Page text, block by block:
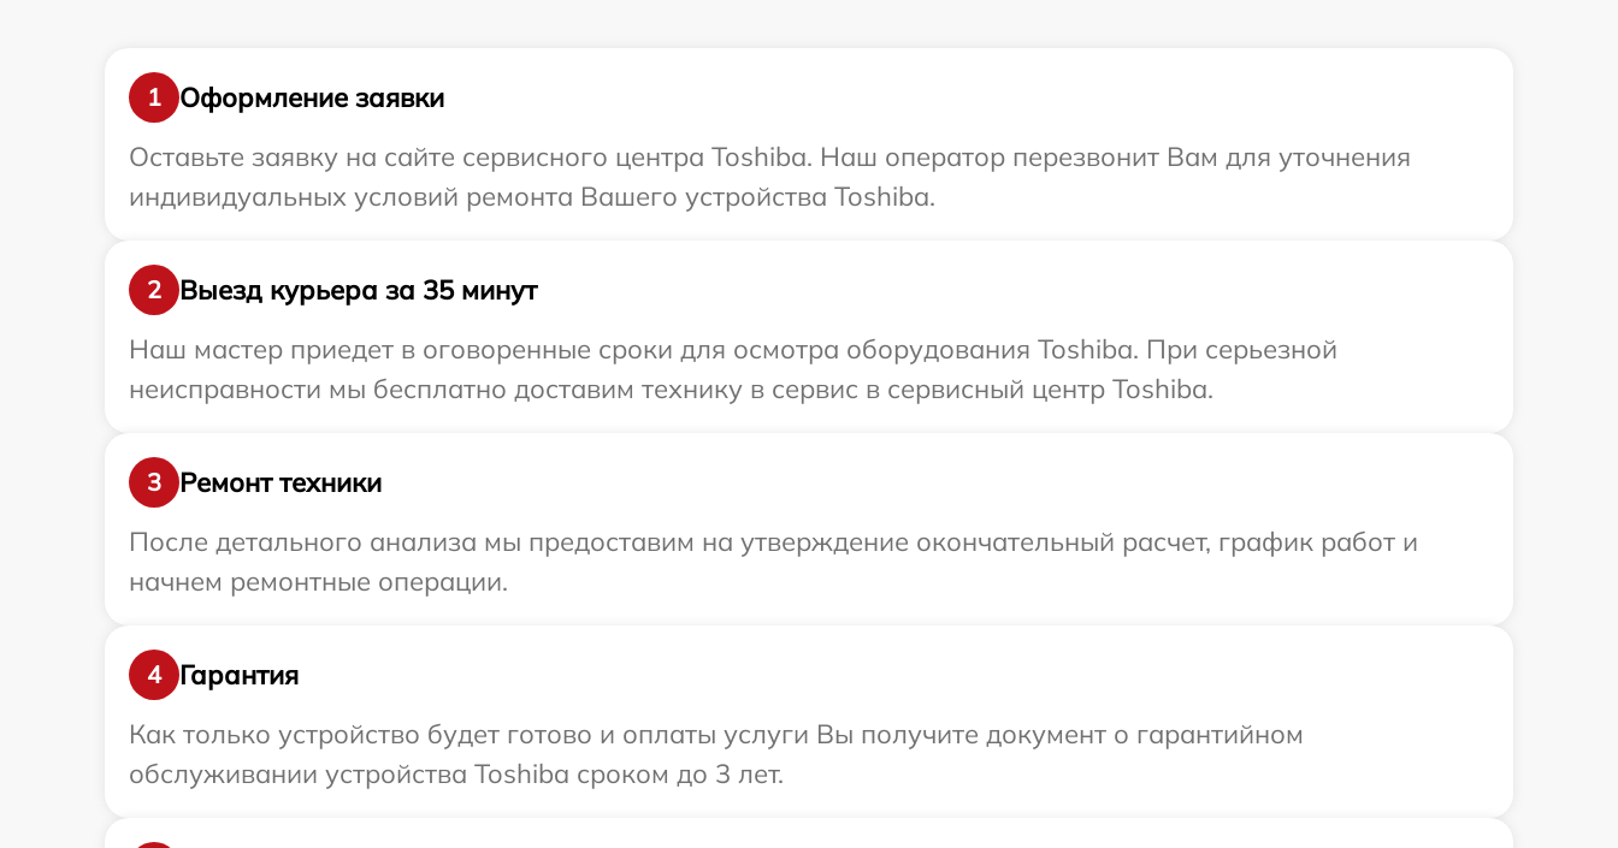
1
Оформление заявки
Оставьте заявку на сайте сервисного центра Toshiba. Наш оператор перезвонит Вам для уточнения
индивидуальных условий ремонта Вашего устройства Toshiba.
2
Выезд курьера за 35 минут
Наш мастер приедет в оговоренные сроки для осмотра оборудования Toshiba. При серьезной
неисправности мы бесплатно доставим технику в сервис в сервисный центр Toshiba.
3
Ремонт техники
После детального анализа мы предоставим на утверждение окончательный расчет, график работ и
начнем ремонтные операции.
4
Гарантия
Как только устройство будет готово и оплаты услуги Вы получите документ о гарантийном
обслуживании устройства Toshiba сроком до 3 лет.